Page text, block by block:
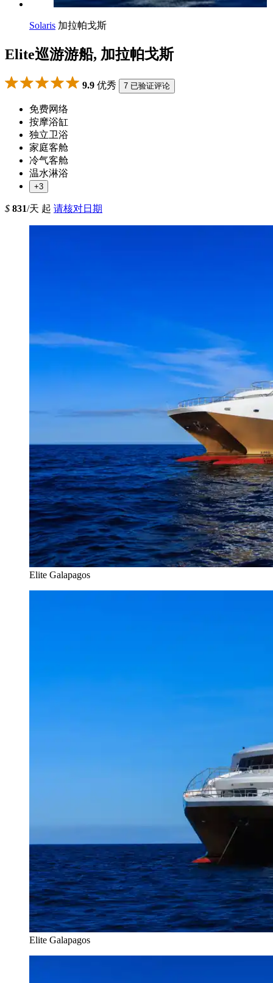
Solaris 加拉帕戈斯
Elite巡游游船, 加拉帕戈斯
9.9 优秀 7 已验证评论
免费网络
按摩浴缸
独立卫浴
家庭客舱
冷气客舱
温水淋浴
+3
$ 831/天 起 请核对日期
Elite Galapagos
Elite Galapagos